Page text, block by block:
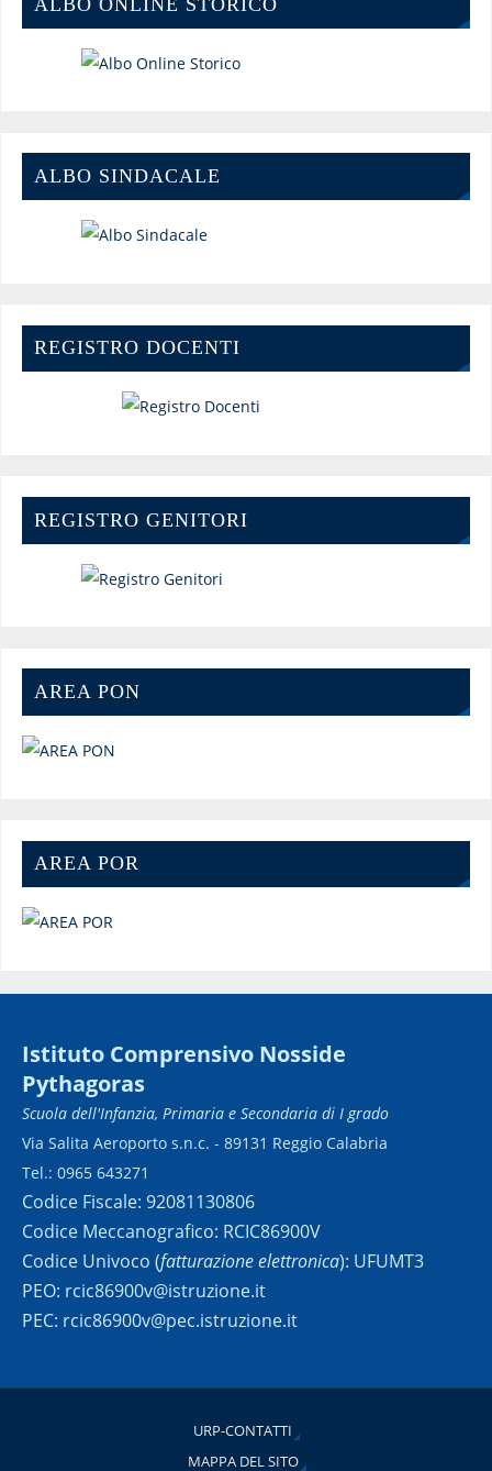
ALBO SINDACALE
REGISTRO DOCENTI
REGISTRO GENITORI
AREA PON
AREA POR
Istituto Comprensivo Nosside
Pythagoras
Scuola dell'Infanzia, Primaria e Secondaria di I grado
Via Salita Aeroporto s.n.c. - 89131 Reggio Calabria
Tel.: 0965 643271
Codice Fiscale: 92081130806
Codice Meccanografico: RCIC86900V
Codice Univoco (fatturazione elettronica): UFUMT3
PEO: rcic86900v@istruzione.it
PEC: rcic86900v@pec.istruzione.it
URP-CONTATTI
MAPPA DEL SITO